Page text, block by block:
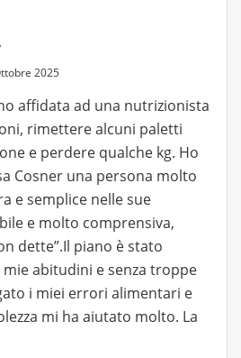
2025
affidata ad una nutrizionista
rimettere alcuni paletti
e perdere qualche kg. Ho
Cosner una persona molto
e semplice nelle sue
e molto comprensiva,
dette”.Il piano è stato
abitudini e senza troppe
i miei errori alimentari e
mi ha aiutato molto. La